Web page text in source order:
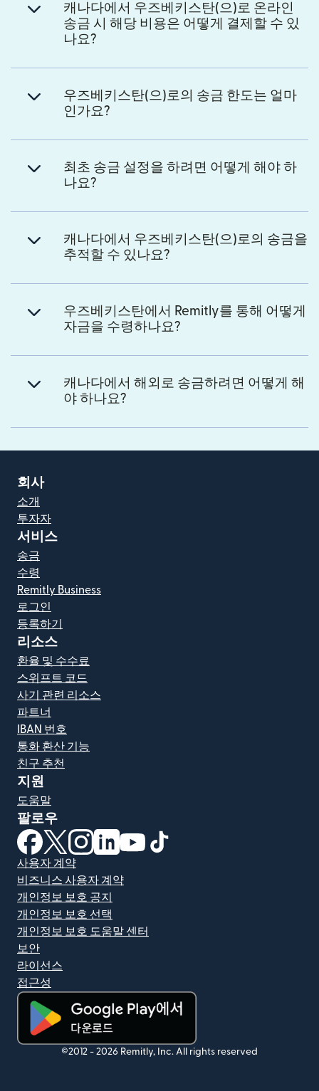
캐나다에서 우즈베키스탄(으)로 온라인
송금 시 해당 비용은 어떻게 결제할 수 있
나요?
우즈베키스탄(으)로의 송금 한도는 얼마
인가요?
최초 송금 설정을 하려면 어떻게 해야 하
나요?
캐나다에서 우즈베키스탄(으)로의 송금을
추적할 수 있나요?
우즈베키스탄에서 Remitly를 통해 어떻게
자금을 수령하나요?
캐나다에서 해외로 송금하려면 어떻게 해
야 하나요?
회사
소개
투자자
서비스
송금
수령
Remitly Business
로그인
등록하기
리소스
환율 및 수수료
스위프트 코드
사기 관련 리소스
파트너
IBAN 번호
통화 환산 기능
친구 추천
지원
도움말
팔로우
(새 창에서 열림)
(새 창에서 열림)
(새 창에서 열림)
(새 창에서 열림)
(새 창에서 열림)
사용자 계약
비즈니스 사용자 계약
개인정보 보호 공지
개인정보 보호 선택
개인정보 보호 도움말 센터
보안
라이선스
접근성
(새 창에서 열림)
©2012 - 2026 Remitly, Inc. All rights reserved